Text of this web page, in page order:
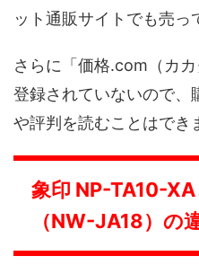
ット通販サイトでも売っ
さらに「価格.com（カ
登録されていないので、
や評判を読むことはでき
象印 NP-TA10-
（NW-JA18）の